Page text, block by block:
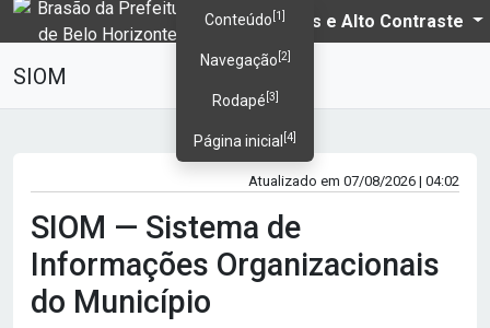
Conteúdo [1]
Navegação [2]
Rodapé [3]
Página inicial [4]
PBH Temas e Alto Contraste
SIOM
Atualizado em 07/08/2026 | 04:02
SIOM — Sistema de
Informações Organizacionais
do Município